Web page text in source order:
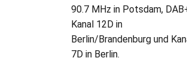
90.7 MHz in Potsdam,
Kanal 12D in
Berlin/Brandenburg und
7D in Berlin.